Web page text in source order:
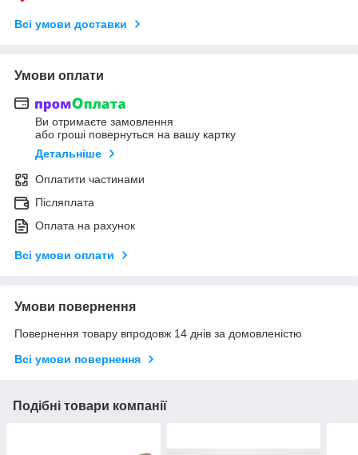
Всі умови доставки
Умови оплати
Ви отримаєте замовлення
або гроші повернуться на вашу картку
Детальніше
Оплатити частинами
Післяплата
Оплата на рахунок
Всі умови оплати
Умови повернення
Повернення товару впродовж 14 днів за домовленістю
Всі умови повернення
Подібні товари компанії